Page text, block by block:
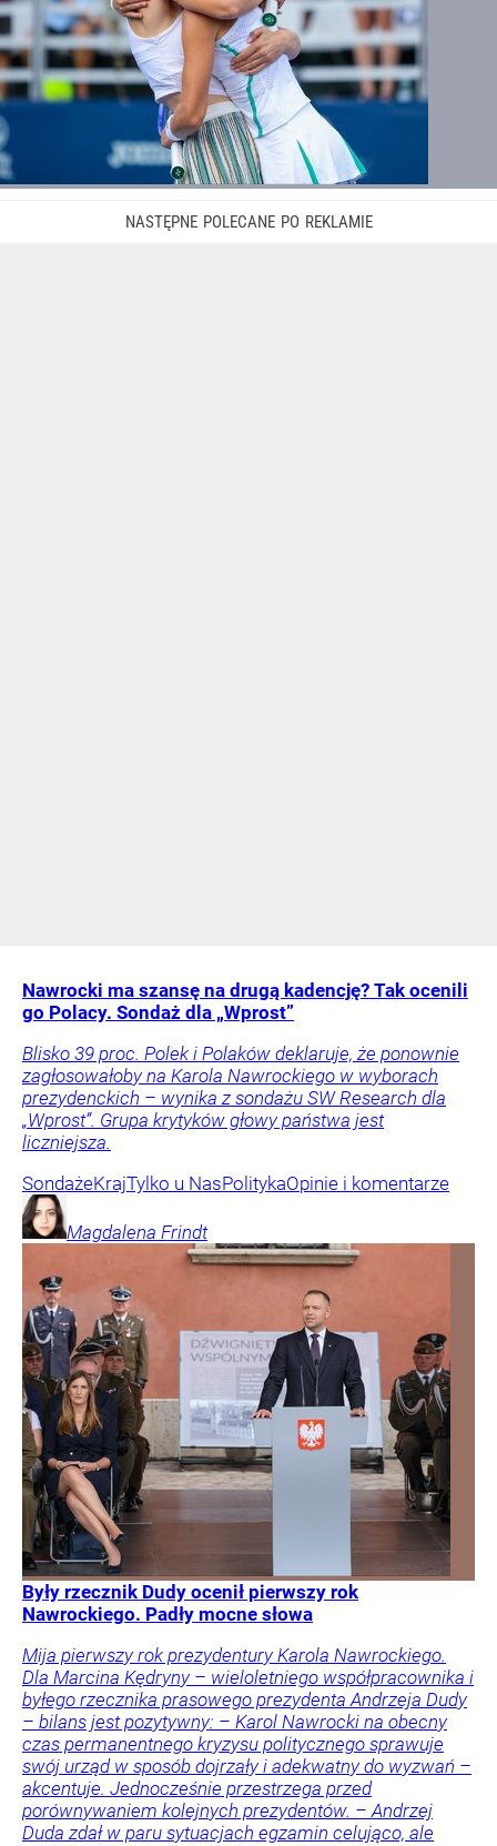
Nawrocki ma szansę na drugą kadencję? Tak ocenili
go Polacy. Sondaż dla „Wprost”
Blisko 39 proc. Polek i Polaków deklaruje, że ponownie
zagłosowałoby na Karola Nawrockiego w wyborach
prezydenckich – wynika z sondażu SW Research dla
„Wprost”. Grupa krytyków głowy państwa jest
liczniejsza.
SondażeKrajTylko u NasPolitykaOpinie i komentarze
Magdalena Frindt
Były rzecznik Dudy ocenił pierwszy rok
Nawrockiego. Padły mocne słowa
Mija pierwszy rok prezydentury Karola Nawrockiego.
Dla Marcina Kędryny – wieloletniego współpracownika i
byłego rzecznika prasowego prezydenta Andrzeja Dudy
– bilans jest pozytywny: – Karol Nawrocki na obecny
czas permanentnego kryzysu politycznego sprawuje
swój urząd w sposób dojrzały i adekwatny do wyzwań –
akcentuje. Jednocześnie przestrzega przed
porównywaniem kolejnych prezydentów. – Andrzej
Duda zdał w paru sytuacjach egzamin celująco, ale